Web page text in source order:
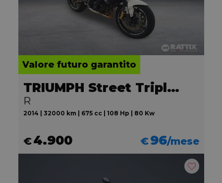
Valore futuro garantito
TRIUMPH Street Triple 675
R
2014 | 32000 km | 675 cc | 108 Hp | 80 Kw
€4.900 €96/mese